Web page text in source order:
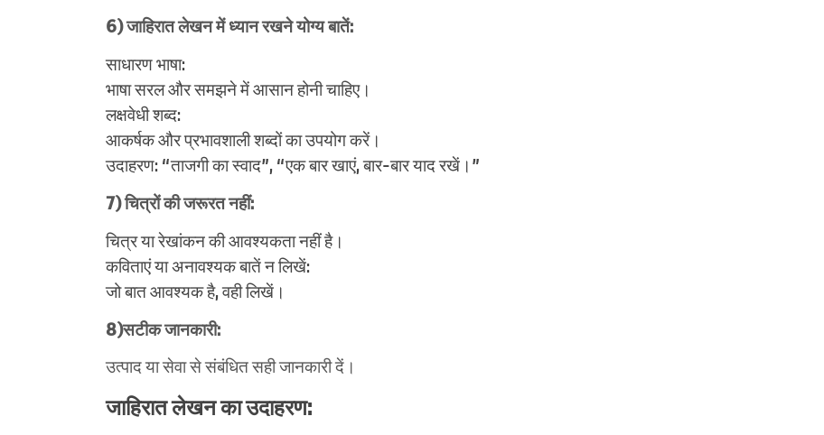
6) जाहिरात लेखन में ध्यान रखने योग्य बातें:
साधारण भाषा:
भाषा सरल और समझने में आसान होनी चाहिए।
लक्षवेधी शब्द:
आकर्षक और प्रभावशाली शब्दों का उपयोग करें।
उदाहरण: “ताजगी का स्वाद”, “एक बार खाएं, बार-बार याद रखें।”
7) चित्रों की जरूरत नहीं:
चित्र या रेखांकन की आवश्यकता नहीं है।
कविताएं या अनावश्यक बातें न लिखें:
जो बात आवश्यक है, वही लिखें।
8)सटीक जानकारी:
उत्पाद या सेवा से संबंधित सही जानकारी दें।
जाहिरात लेखन का उदाहरण: